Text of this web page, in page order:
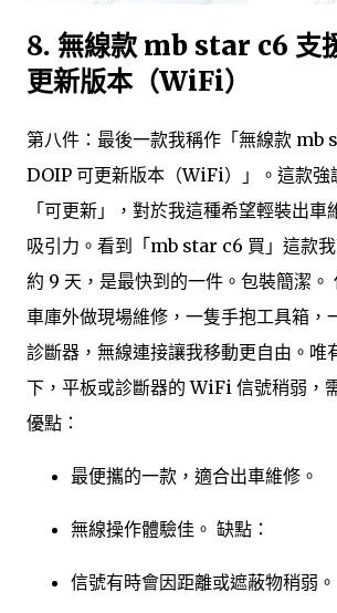
8. 無線款 mb star c6 支
更新版本（WiFi）
第八件：最後一款我稱作「無線款 mb
DOIP 可更新版本（WiFi）」。這款強
「可更新」，對於我這種希望輕裝出車
吸引力。看到「mb star c6 買」這款我
約 9 天，是最快到的一件。包裝簡潔。
車庫外做現場維修，一隻手抱工具箱，
診斷器，無線連接讓我移動更自由。唯
下，平板或診斷器的 WiFi 信號稍弱，
優點：
最便攜的一款，適合出車維修。
無線操作體驗佳。 缺點：
信號有時會因距離或遮蔽物稍弱。